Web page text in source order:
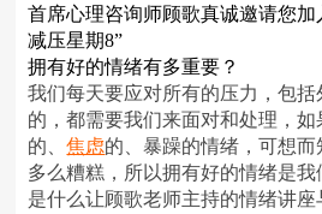
首席心理咨询师顾歌真诚邀请您加
减压星期8”
拥有好的情绪有多重要？
我们每天要应对所有的压力，包
的，都需要我们来面对和处理，
的、焦虑的、暴躁的情绪，可想
多么糟糕，所以拥有好的情绪是
是什么让顾歌老师主持的情绪讲座